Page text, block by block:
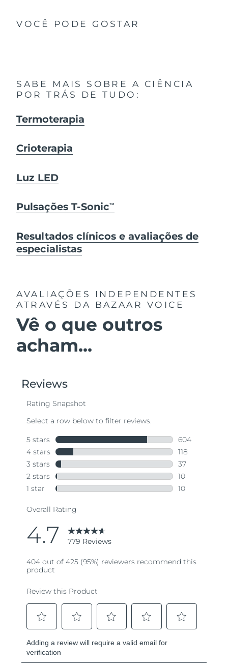
VOCÊ PODE GOSTAR
SABE MAIS SOBRE A CIÊNCIA
POR TRÁS DE TUDO:
Termoterapia
Crioterapia
Luz LED
Pulsações T-SonicTM
Resultados clínicos e avaliações de
especialistas
AVALIAÇÕES INDEPENDENTES
ATRAVÉS DA BAZAAR VOICE
Vê o que outros
acham...